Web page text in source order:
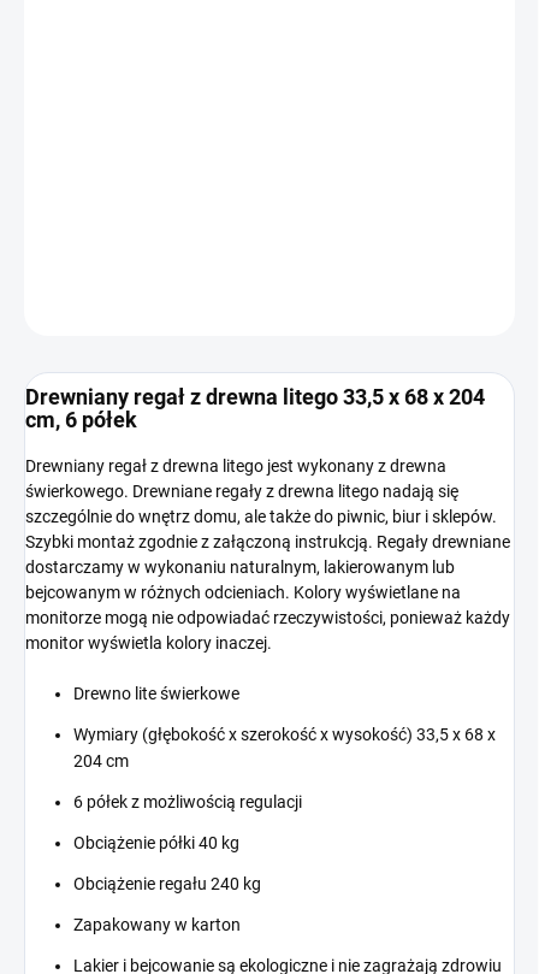
Drewniany regał z drewna litego 33,5 x 68 x 204
cm, 6 półek
Drewniany regał z drewna litego jest wykonany z drewna
świerkowego. Drewniane regały z drewna litego nadają się
szczególnie do wnętrz domu, ale także do piwnic, biur i sklepów.
Szybki montaż zgodnie z załączoną instrukcją. Regały drewniane
dostarczamy w wykonaniu naturalnym, lakierowanym lub
bejcowanym w różnych odcieniach. Kolory wyświetlane na
monitorze mogą nie odpowiadać rzeczywistości, ponieważ każdy
monitor wyświetla kolory inaczej.
Drewno lite świerkowe
Wymiary (głębokość x szerokość x wysokość) 33,5 x 68 x
204 cm
6 półek z możliwością regulacji
Obciążenie półki 40 kg
Obciążenie regału 240 kg
Zapakowany w karton
Lakier i bejcowanie są ekologiczne i nie zagrażają zdrowiu